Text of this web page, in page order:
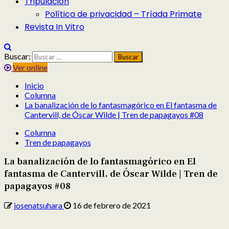
Política de privacidad – Tríada Primate
Revista In Vitro
Buscar:
Ver online
Inicio
Columna
La banalización de lo fantasmagórico en El fantasma de
Cantervill, de Óscar Wilde | Tren de papagayos #08
Columna
Tren de papagayos
La banalización de lo fantasmagórico en El
fantasma de Cantervill, de Óscar Wilde | Tren de
papagayos #08
josenatsuhara 16 de febrero de 2021